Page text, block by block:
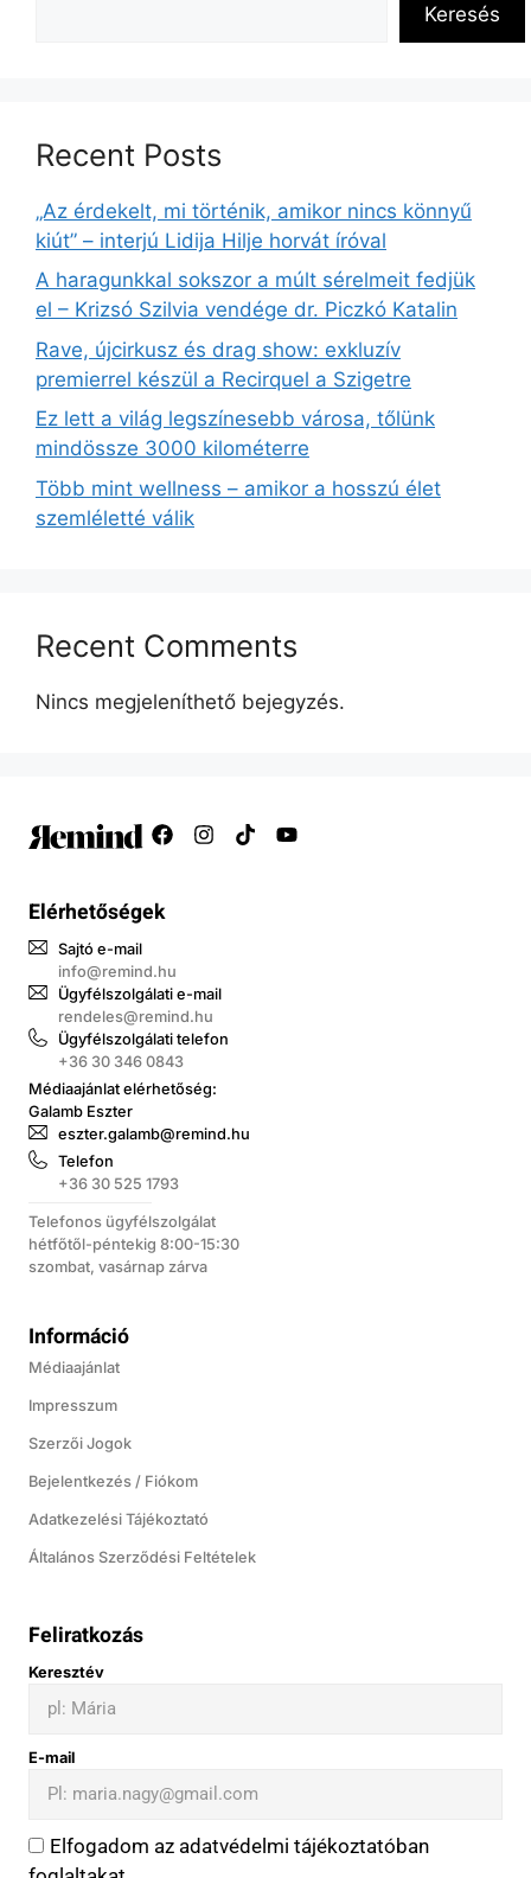
Keresés
Recent Posts
„Az érdekelt, mi történik, amikor nincs könnyű
kiút” – interjú Lidija Hilje horvát íróval
A haragunkkal sokszor a múlt sérelmeit fedjük
el – Krizsó Szilvia vendége dr. Piczkó Katalin
Rave, újcirkusz és drag show: exkluzív
premierrel készül a Recirquel a Szigetre
Ez lett a világ legszínesebb városa, tőlünk
mindössze 3000 kilométerre
Több mint wellness – amikor a hosszú élet
szemléletté válik
Recent Comments
Nincs megjeleníthető bejegyzés.
Elérhetőségek
Sajtó e-mail
info@remind.hu
Ügyfélszolgálati e-mail
rendeles@remind.hu
Ügyfélszolgálati telefon
+36 30 346 0843
Médiaajánlat elérhetőség:
Galamb Eszter
eszter.galamb@remind.hu
Telefon
+36 30 525 1793
Telefonos ügyfélszolgálat
hétfőtől-péntekig 8:00-15:30
szombat, vasárnap zárva
Információ
Médiaajánlat
Impresszum
Szerzői Jogok
Bejelentkezés / Fiókom
Adatkezelési Tájékoztató
Általános Szerződési Feltételek
Feliratkozás
Keresztév
E-mail
Elfogadom az adatvédelmi tájékoztatóban